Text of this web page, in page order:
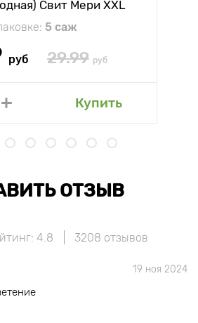
Свит Мери XXL
5 саж
руб 29.99 руб
Купить
ОТЗЫВ
4.8 3208 отзывов
19 ноя 2024